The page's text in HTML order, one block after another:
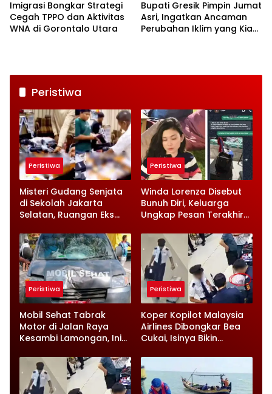
Imigrasi Bongkar Strategi
Cegah TPPO dan Aktivitas
WNA di Gorontalo Utara
Bupati Gresik Pimpin Jumat
Asri, Ingatkan Ancaman
Perubahan Iklim yang Kian
Peristiwa
Peristiwa
Misteri Gudang Senjata
di Sekolah Jakarta
Selatan, Ruangan Eks
Sorotan
Peristiwa
Winda Lorenza Disebut
Bunuh Diri, Keluarga
Ungkap Pesan Terakhir
Rumah
Peristiwa
Mobil Sehat Tabrak
Motor di Jalan Raya
Kesambi Lamongan, Ini
Peristiwa
Koper Kopilot Malaysia
Airlines Dibongkar Bea
Cukai, Isinya Bikin